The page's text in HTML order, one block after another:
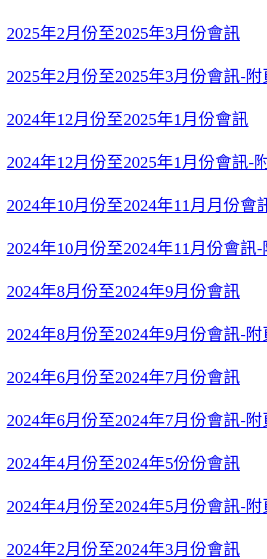
2025年2月份至2025年3月份會訊
2025年2月份至2025年3月份會訊-附
2024年12月份至2025年1月份會訊
2024年12月份至2025年1月份會訊-
2024年10月份至2024年11月月份會
2024年10月份至2024年11月份會訊
2024年8月份至2024年9月份會訊
2024年8月份至2024年9月份會訊-附
2024年6月份至2024年7月份會訊
2024年6月份至2024年7月份會訊-附
2024年4月份至2024年5份份會訊
2024年4月份至2024年5月份會訊-附
2024年2月份至2024年3月份會訊